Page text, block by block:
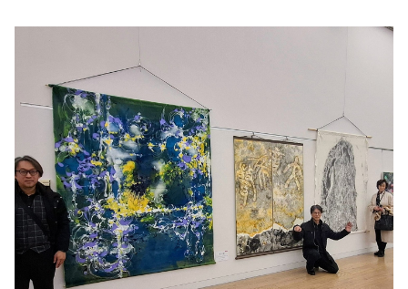
日本第二十三回《NAU21世紀美術連立展》-日本NAU21事務局局長 橋谷
灣參展者 王穆提先生（日本NAU21世紀美術連立展成員）於台灣參展藝
術家作品前合影。